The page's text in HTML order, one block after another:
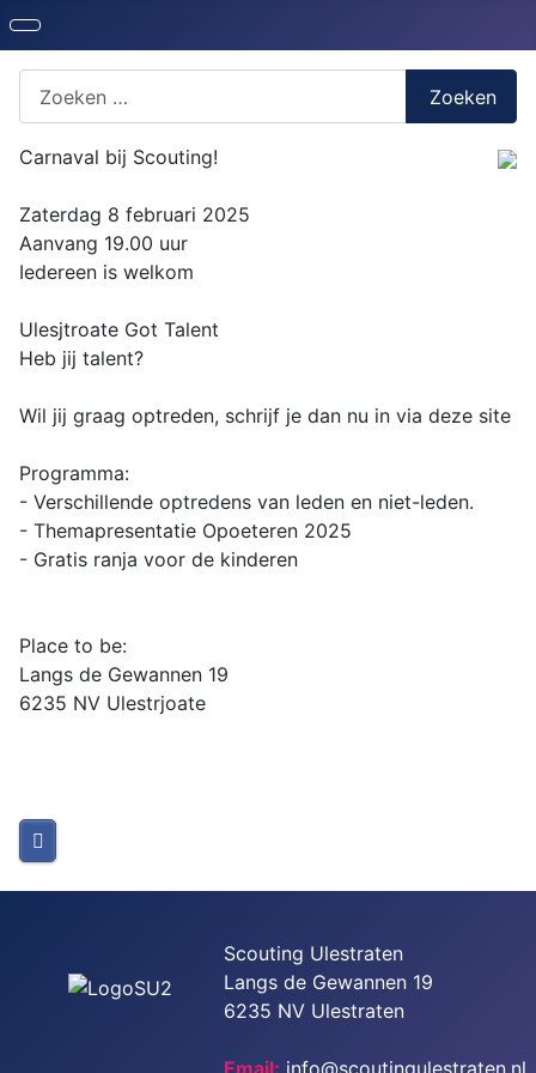
Zoeken
Carnaval bij Scouting!
Zaterdag 8 februari 2025
Aanvang 19.00 uur
Iedereen is welkom
Ulesjtroate Got Talent
Heb jij talent?
Wil jij graag optreden, schrijf je dan nu in via deze site
Programma:
- Verschillende optredens van leden en niet-leden.
- Themapresentatie Opoeteren 2025
- Gratis ranja voor de kinderen
Place to be:
Langs de Gewannen 19
6235 NV Ulestrjoate
Scouting Ulestraten
Langs de Gewannen 19
6235 NV Ulestraten
Email: info@scoutingulestraten.nl